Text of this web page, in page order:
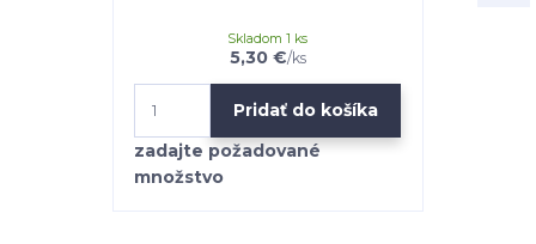
5,30 €/ks
Skladom 1 ks
Pridať do košíka